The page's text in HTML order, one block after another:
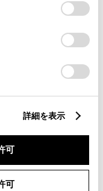
存されることに同
)のオプトアウト、
たっては、当社の
ついて
」をご覧くだ
詳細を表示
可
可